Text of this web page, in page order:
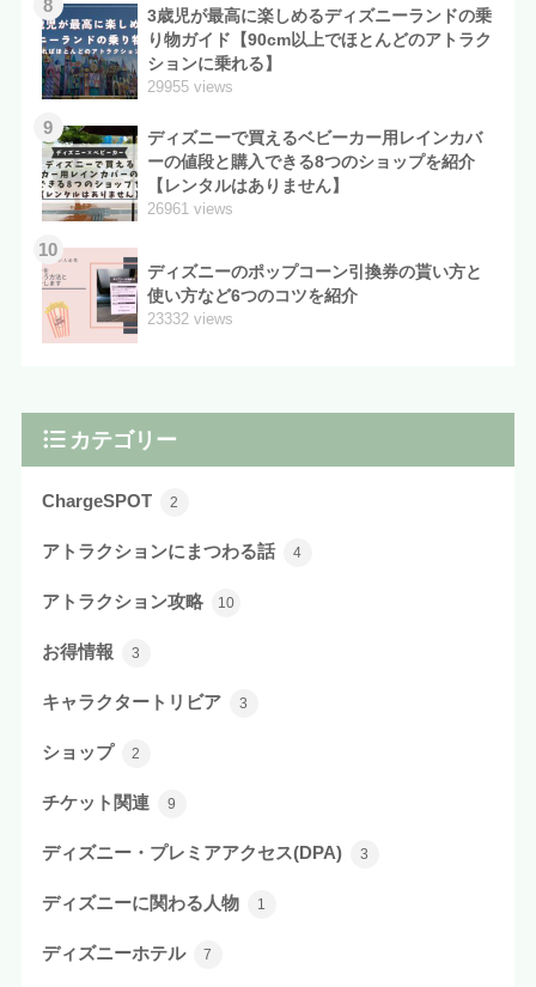
8
3歳児が最高に楽しめるディズニーランドの乗
り物ガイド【90cm以上でほとんどのアトラク
ションに乗れる】
29955 views
9
ディズニーで買えるベビーカー用レインカバ
ーの値段と購入できる8つのショップを紹介
【レンタルはありません】
26961 views
10
ディズニーのポップコーン引換券の貰い方と
使い方など6つのコツを紹介
23332 views
カテゴリー
ChargeSPOT 2
アトラクションにまつわる話 4
アトラクション攻略 10
お得情報 3
キャラクタートリビア 3
ショップ 2
チケット関連 9
ディズニー・プレミアアクセス(DPA) 3
ディズニーに関わる人物 1
ディズニーホテル 7